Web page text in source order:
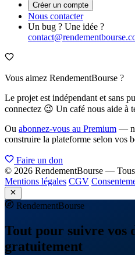
Créer un compte
Nous contacter
Un bug ? Une idée ?
Vous aimez RendementBourse ?
Le projet est indépendant et sans
connectez 😉 Un café nous aide à
Ou abonnez-vous au Premium —
construire la plateforme selon vos
Faire un don
© 2026 RendementBourse — Tous
Mentions légales CGV
RendementBourse
Tout pour suivre vos
gratuitement